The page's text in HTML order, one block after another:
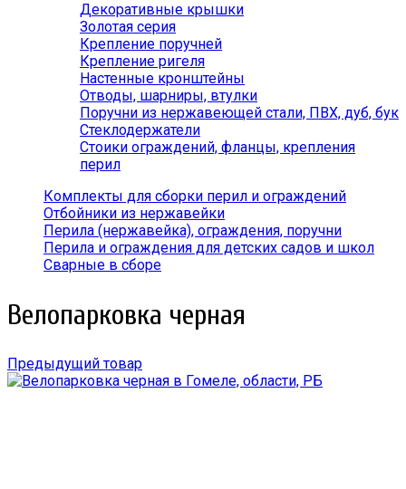
Декоративные крышки
Золотая серия
Крепление поручней
Крепление ригеля
Настенные кронштейны
Отводы, шарниры, втулки
Поручни из нержавеющей стали, ПВХ, дуб, бук
Стеклодержатели
Стоики ограждений, фланцы, крепления
перил
Комплекты для сборки перил и ограждений
Отбойники из нержавейки
Перила (нержавейка), ограждения, поручни
Перила и ограждения для детских садов и школ
Сварные в сборе
Велопарковка черная
Предыдущий товар